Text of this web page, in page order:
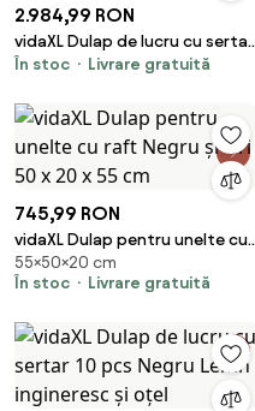
2.984,99 RON
vidaXL Dulap de lucru cu sertar
10 pcs Negru Lemn ingineresc și
În stoc Livrare gratuită
745,99 RON
vidaXL Dulap pentru unelte cu
raft Negru și Gri 50 x 20 x 55 cm
55×50×20 cm
În stoc
Livrare gratuită